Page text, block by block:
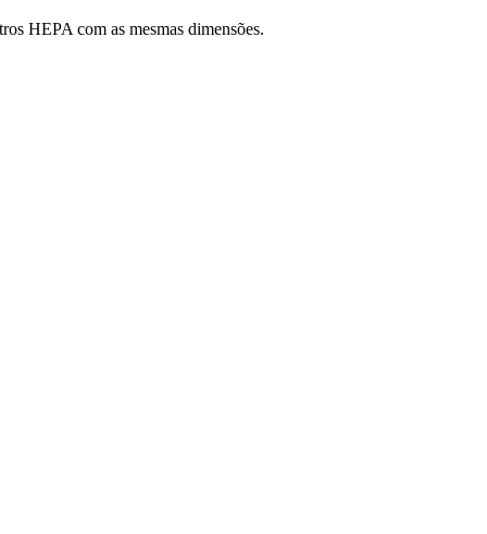
HEPA com as mesmas dimensões.